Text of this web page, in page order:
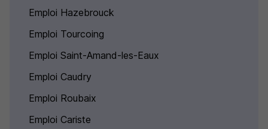
Emploi Hazebrouck
Emploi Tourcoing
Emploi Saint-Amand-les-Eaux
Emploi Caudry
Emploi Roubaix
Emploi Cariste